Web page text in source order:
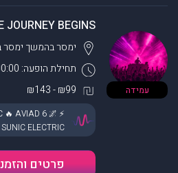
עמידה
JOURNEY BEGINS
תחילת הופעה: 00:00
ימסר בהמשך
₪99 - ₪143
🔥 AVIAD 6 🌌
SUNIC ELECTRIC
פרטים